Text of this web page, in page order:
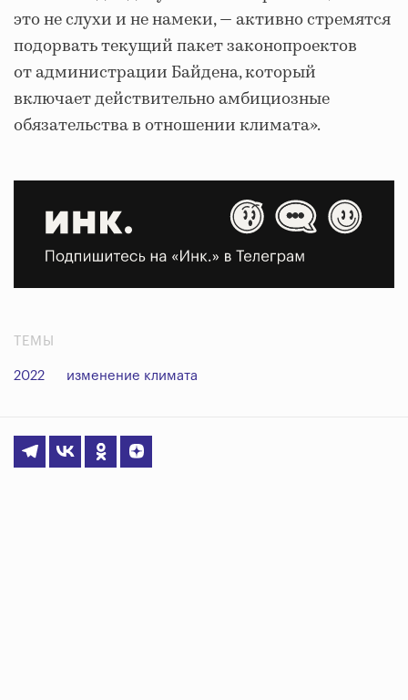
это не слухи и не намеки, — активно стремятся
подорвать текущий пакет законопроектов
от администрации Байдена, который
включает действительно амбициозные
обязательства в отношении климата».
ТЕМЫ
2022 изменение климата